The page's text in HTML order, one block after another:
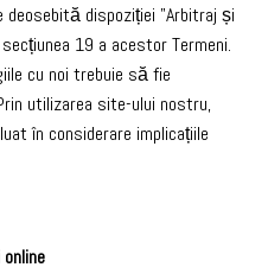
deosebită dispoziției "Arbitraj și
19 a acestor Termeni.
cu noi trebuie să fie
utilizarea site-ului nostru,
în considerare implicațiile